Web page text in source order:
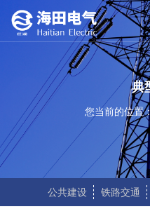
典
您当前的位置
公共建设 铁路交通